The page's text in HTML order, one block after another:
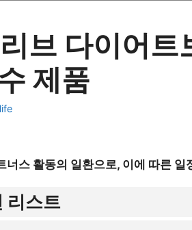
브 다이어트
제품
너스 활동의 일환으로, 이에 따른
리스트